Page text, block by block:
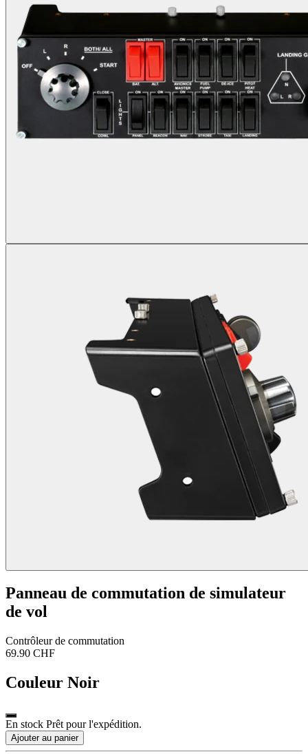
Panneau de commutation de simulateur
de vol
Contrôleur de commutation
69.90 CHF
Couleur Noir
En stock Prêt pour l'expédition.
Ajouter au panier